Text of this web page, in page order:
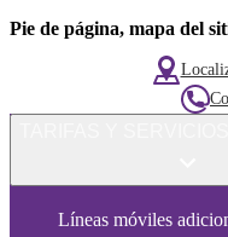
Pie de página, mapa del
Líneas móviles